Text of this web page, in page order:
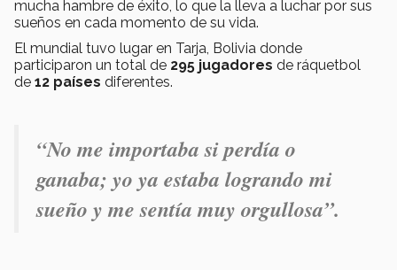
mucha hambre de éxito, lo que la lleva a luchar por sus
sueños en cada momento de su vida.
El mundial tuvo lugar en Tarja, Bolivia donde
participaron un total de 295 jugadores de ráquetbol
de 12 países diferentes.
“No me importaba si perdía o
ganaba; yo ya estaba logrando mi
sueño y me sentía muy orgullosa”.